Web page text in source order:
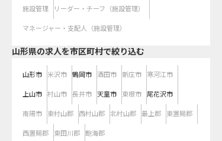
施設管理 リーダー・チーフ（施設管理）
マネージャー・支配人（施設管理）
山形県の求人を市区町村で絞り込む
山形市 米沢市 鶴岡市 酒田市 新庄市 寒河江市
上山市 村山市 長井市 天童市 東根市 尾花沢市
南陽市 東村山郡 西村山郡 北村山郡 最上郡 東置賜郡
西置賜郡 東田川郡 飽海郡